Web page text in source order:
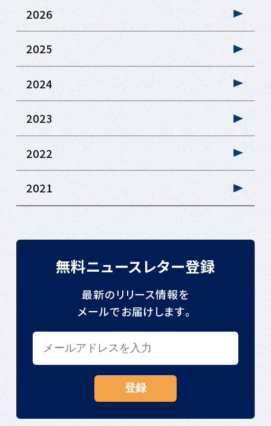
2026
2025
2024
2023
2022
2021
無料ニュースレター登録
最新のリリース情報を
メールでお届けします。